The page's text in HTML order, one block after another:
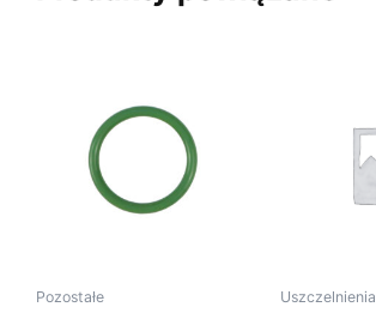
Pozostałe Uszczelnienia